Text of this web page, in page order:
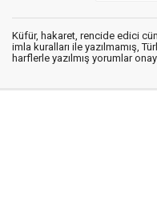
Küfür, hakaret, rencide edici
imla kuralları ile yazılmamış,
harflerle yazılmış yorumlar